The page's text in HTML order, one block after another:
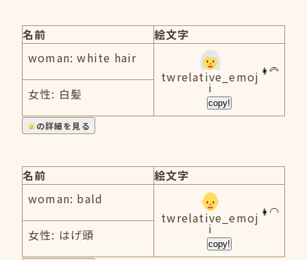
名前
絵文字
woman: white hair
twrelative_emoj
i
copy!
女性: 白髪
の詳細を見る
名前
絵文字
woman: bald
twrelative_emoj
i
copy!
女性: はげ頭